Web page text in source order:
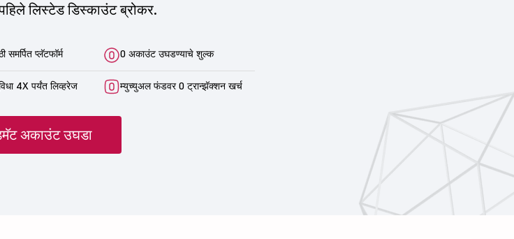
लिस्टेड डिस्काउंट ब्रोकर.
समर्पित प्लॅटफॉर्म 0 अकाउंट उघडण्याचे शुल्क
4X पर्यंत लिव्हरेज म्युच्युअल फंडवर 0 ट्रान्झॅक्शन खर्च
अकाउंट उघडा